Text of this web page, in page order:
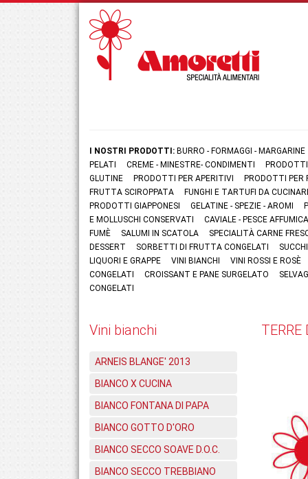
I NOSTRI PRODOTTI: BURRO - FORMAGGI - MARGARINE
PELATI
CREME - MINESTRE- CONDIMENTI
GLUTINE
PRODOTTI PER APERITIVI
PRODOTTI PER
FRUTTA SCIROPPATA
FUNGHI E TARTUFI DA
PRODOTTI GIAPPONESI
GELATINE - SPEZIE - AROMI
E MOLLUSCHI CONSERVATI
CAVIALE - PESCE
FUMÈ
SALUMI IN SCATOLA
SPECIALITÀ CARNE
DESSERT
SORBETTI DI FRUTTA CONGELATI
LIQUORI E GRAPPE
VINI BIANCHI
VINI ROSSI E ROSÈ
CONGELATI
CROISSANT E PANE SURGELATO
CONGELATI
Vini bianchi
ARNEIS BLANGE' 2013
BIANCO X CUCINA
BIANCO FONTANA DI PAPA
BIANCO GOTTO D'ORO
BIANCO SECCO SOAVE D.O.C.
BIANCO SECCO TREBBIANO